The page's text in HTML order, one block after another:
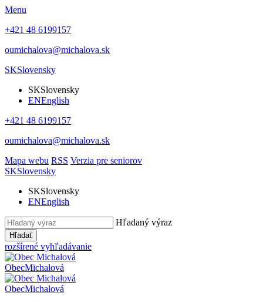
Menu
+421 48 6199157
oumichalova@michalova.sk
SKSlovensky
SKSlovensky
ENEnglish
+421 48 6199157
oumichalova@michalova.sk
Mapa webu RSS Verzia pre seniorov
SKSlovensky
SKSlovensky
ENEnglish
Hľadaný výraz
Hľadať
rozšírené vyhľadávanie
ObecMichalová
ObecMichalová